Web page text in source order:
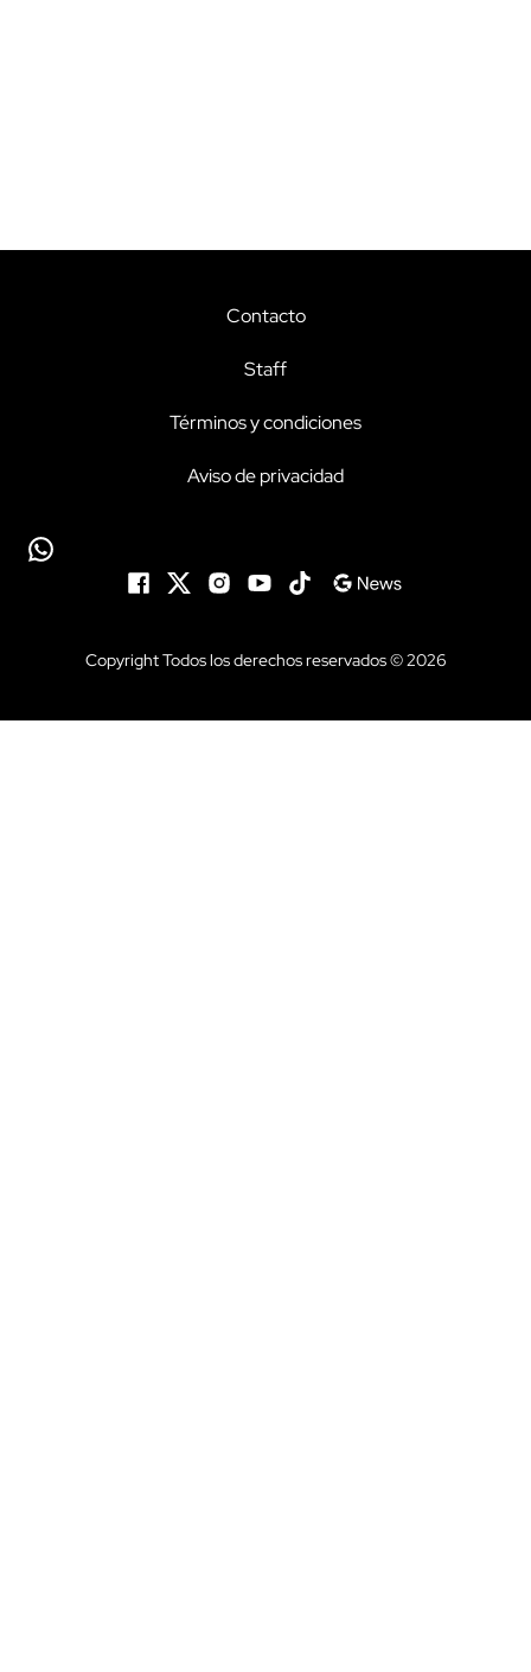
Contacto
Staff
Términos y condiciones
Aviso de privacidad
Copyright Todos los derechos reservados © 2026